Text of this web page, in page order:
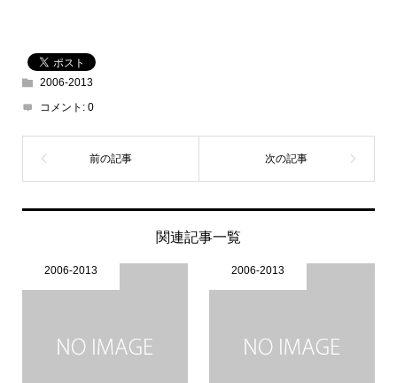
2006-2013
コメント: 0
関連記事一覧
2006-2013 2006-2013